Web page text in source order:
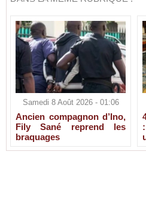
Samedi 8 Août 2026 - 01:06
Ancien compagnon d’Ino,
Fily Sané reprend les
braquages